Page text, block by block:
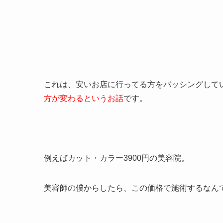
これは、安いお店に行ってる方をバッシングして
方が変わるというお話です。
例えばカット・カラー3900円の美容院。
美容師の僕からしたら、この価格で施術するな